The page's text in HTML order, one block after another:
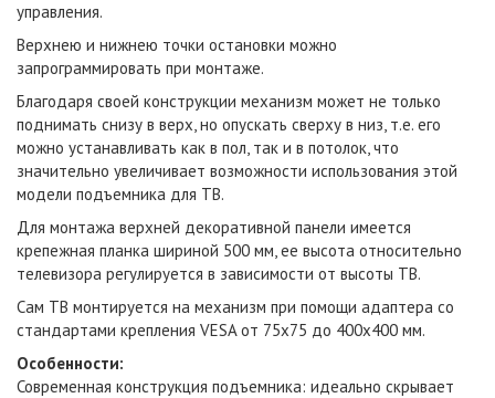
управления.
Верхнею и нижнею точки остановки можно
запрограммировать при монтаже.
Благодаря своей конструкции механизм может не только
поднимать снизу в верх, но опускать сверху в низ, т.е. его
можно устанавливать как в пол, так и в потолок, что
значительно увеличивает возможности использования этой
модели подъемника для ТВ.
Для монтажа верхней декоративной панели имеется
крепежная планка шириной 500 мм, ее высота относительно
телевизора регулируется в зависимости от высоты ТВ.
Сам ТВ монтируется на механизм при помощи адаптера со
стандартами крепления VESA от 75x75 до 400x400 мм.
Особенности:
Современная конструкция подъемника: идеально скрывает